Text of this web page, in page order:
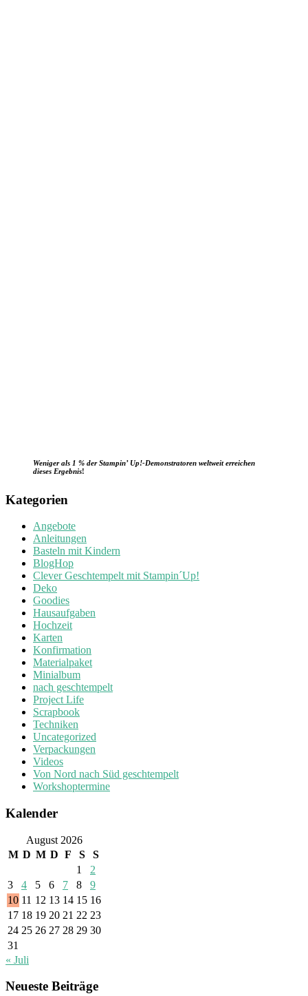
Weniger als 1 % der Stampin’ Up!-Demonstratoren weltweit erreichen
dieses Ergebnis!
Kategorien
Angebote
Anleitungen
Basteln mit Kindern
BlogHop
Clever Geschtempelt mit Stampin´Up!
Deko
Goodies
Hausaufgaben
Hochzeit
Karten
Konfirmation
Materialpaket
Minialbum
nach geschtempelt
Project Life
Scrapbook
Techniken
Uncategorized
Verpackungen
Videos
Von Nord nach Süd geschtempelt
Workshoptermine
Kalender
August 2026
M D M D F S
S
1
2
3
4 5 6 7 8
9
10 11 12 13 14 15 16
17 18 19 20 21 22 23
24 25 26 27 28 29 30
31
« Juli
Neueste Beiträge